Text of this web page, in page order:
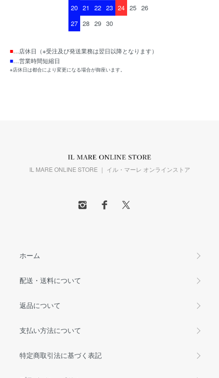
20 21 22 23 24 25 26
27 28 29 30
■…店休日（※受注及び発送業務は翌日以降となります）
■…営業時間短縮日
※店休日は都合により変更になる場合が御座います。
IL MARE ONLINE STORE ｜ イル・マーレ オンラインストア
ホーム
配送・送料について
返品について
支払い方法について
特定商取引法に基づく表記